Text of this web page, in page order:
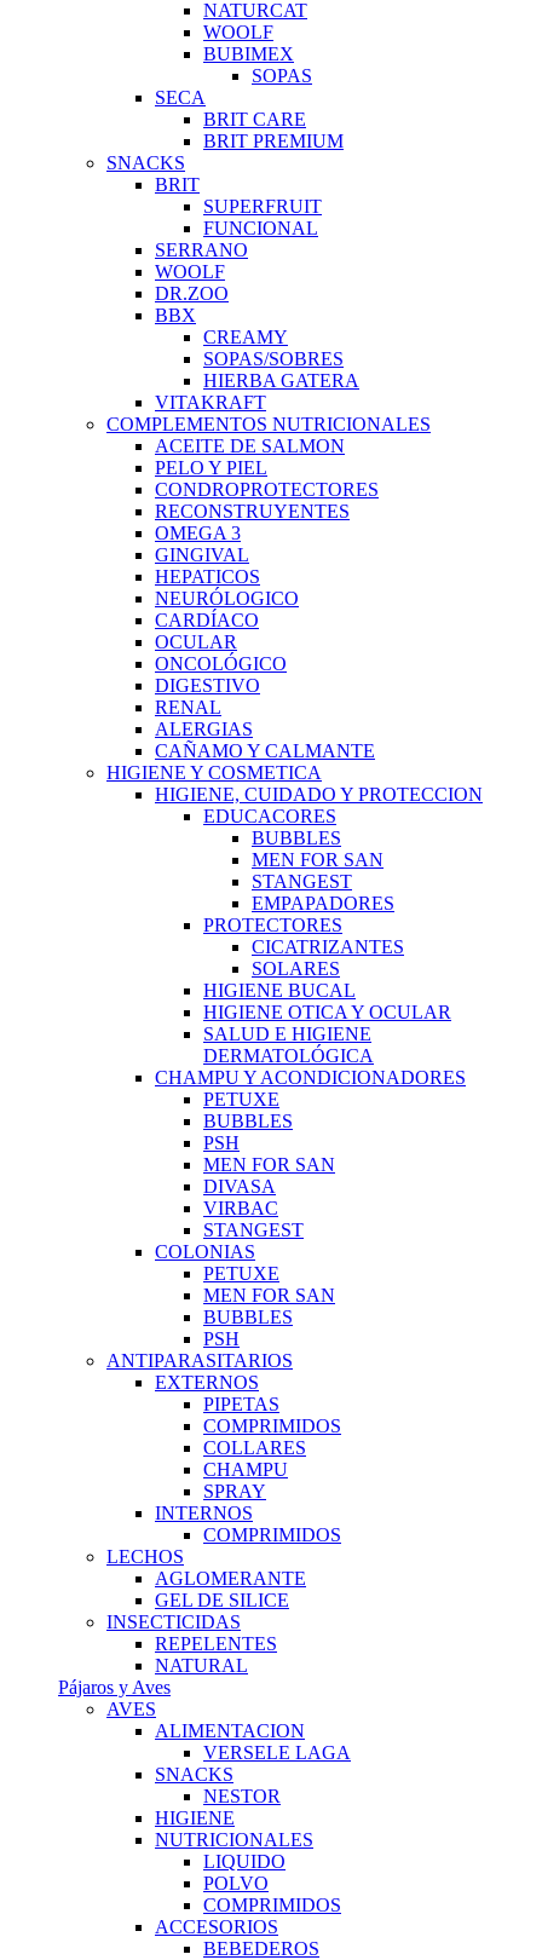
NATURCAT
WOOLF
BUBIMEX
SOPAS
SECA
BRIT CARE
BRIT PREMIUM
SNACKS
BRIT
SUPERFRUIT
FUNCIONAL
SERRANO
WOOLF
DR.ZOO
BBX
CREAMY
SOPAS/SOBRES
HIERBA GATERA
VITAKRAFT
COMPLEMENTOS NUTRICIONALES
ACEITE DE SALMON
PELO Y PIEL
CONDROPROTECTORES
RECONSTRUYENTES
OMEGA 3
GINGIVAL
HEPATICOS
NEURÓLOGICO
CARDÍACO
OCULAR
ONCOLÓGICO
DIGESTIVO
RENAL
ALERGIAS
CAÑAMO Y CALMANTE
HIGIENE Y COSMETICA
HIGIENE, CUIDADO Y PROTECCION
EDUCACORES
BUBBLES
MEN FOR SAN
STANGEST
EMPAPADORES
PROTECTORES
CICATRIZANTES
SOLARES
HIGIENE BUCAL
HIGIENE OTICA Y OCULAR
SALUD E HIGIENE
DERMATOLÓGICA
CHAMPU Y ACONDICIONADORES
PETUXE
BUBBLES
PSH
MEN FOR SAN
DIVASA
VIRBAC
STANGEST
COLONIAS
PETUXE
MEN FOR SAN
BUBBLES
PSH
ANTIPARASITARIOS
EXTERNOS
PIPETAS
COMPRIMIDOS
COLLARES
CHAMPU
SPRAY
INTERNOS
COMPRIMIDOS
LECHOS
AGLOMERANTE
GEL DE SILICE
INSECTICIDAS
REPELENTES
NATURAL
Pájaros y Aves
AVES
ALIMENTACION
VERSELE LAGA
SNACKS
NESTOR
HIGIENE
NUTRICIONALES
LIQUIDO
POLVO
COMPRIMIDOS
ACCESORIOS
BEBEDEROS